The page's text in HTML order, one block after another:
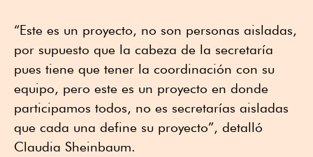
“Este es un proyecto, no son personas aisladas,
por supuesto que la cabeza de la secretaría
pues tiene que tener la coordinación con su
equipo, pero este es un proyecto en donde
participamos todos, no es secretarías aisladas
que cada una define su proyecto”, detalló
Claudia Sheinbaum.